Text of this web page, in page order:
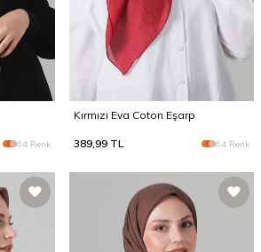
64 Renk
Kırmızı Eva Coton Eşarp
389,99 TL 64 Renk